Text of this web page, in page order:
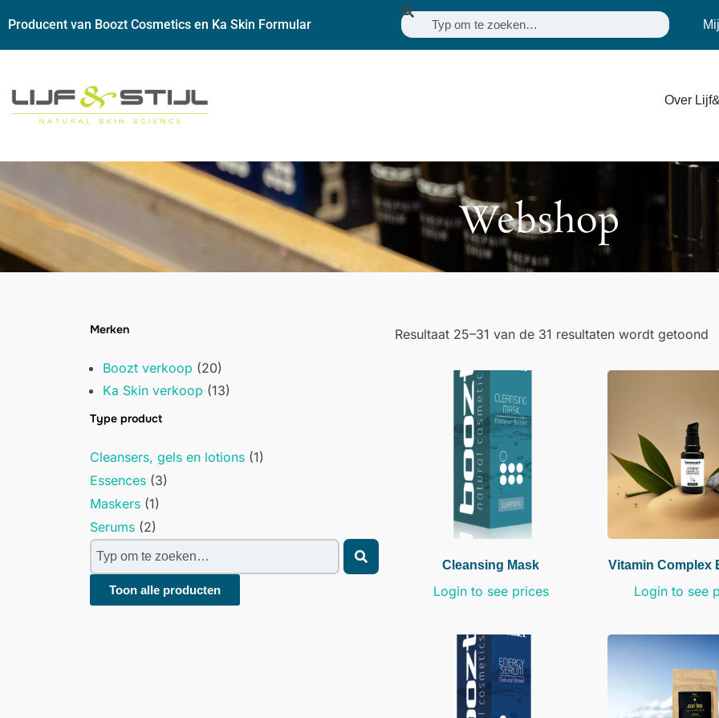
Producent van Boozt Cosmetics en Ka Skin Formular
Over
Webshop
Merken
Boozt verkoop (20)
Ka Skin verkoop (13)
Type product
Cleansers, gels en lotions (1)
Essences (3)
Maskers (1)
Serums (2)
Toon alle producten
Resultaat 25–31 van de 31 resultaten wordt getoond
Cleansing Mask
Login to see prices
Vitamin Complex
Login to see